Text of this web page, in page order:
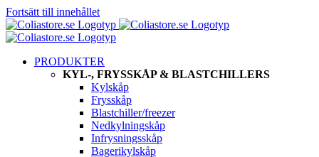
Fortsätt till innehållet
PRODUKTER
KYL-, FRYSSKÅP & BLASTCHILLERS
Kylskåp
Frysskåp
Blastchiller/freezer
Nedkylningskåp
Infrysningsskåp
Bagerikylskåp